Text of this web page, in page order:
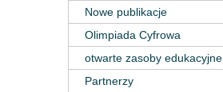
Nowe publikacje
Olimpiada Cyfrowa
otwarte zasoby edukacyjne
Partnerzy